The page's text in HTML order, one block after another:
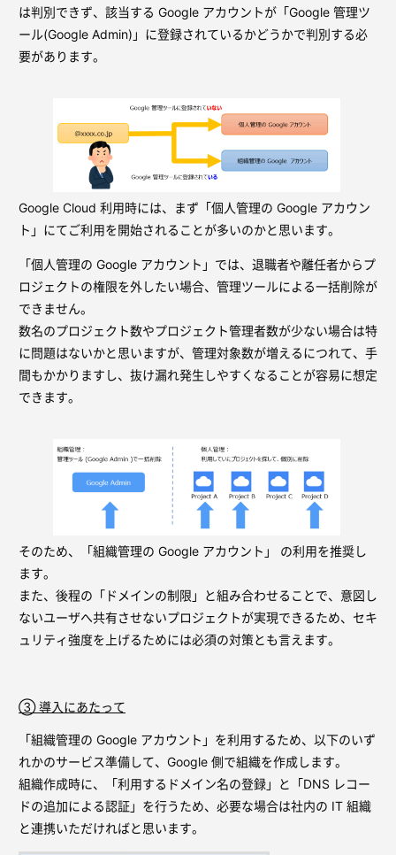
は判別できず、該当する Google アカウントが「Google 管理ツ
ール(Google Admin)」に登録されているかどうかで判別する必
要があります。
Google Cloud 利用時には、まず「個人管理の Google アカウン
ト」にてご利用を開始されることが多いのかと思います。
「個人管理の Google アカウント」では、退職者や離任者からプ
ロジェクトの権限を外したい場合、管理ツールによる一括削除が
できません。
数名のプロジェクト数やプロジェクト管理者数が少ない場合は特
に問題はないかと思いますが、管理対象数が増えるにつれて、手
間もかかりますし、抜け漏れ発生しやすくなることが容易に想定
できます。
そのため、「組織管理の Google アカウント」 の利用を推奨し
ます。
また、後程の「ドメインの制限」と組み合わせることで、意図し
ないユーザへ共有させないプロジェクトが実現できるため、セキ
ュリティ強度を上げるためには必須の対策とも言えます。
③ 導入にあたって
「組織管理の Google アカウント」を利用するため、以下のいず
れかのサービス準備して、Google 側で組織を作成します。
組織作成時に、「利用するドメイン名の登録」と「DNS レコー
ドの追加による認証」を行うため、必要な場合は社内の IT 組織
と連携いただければと思います。